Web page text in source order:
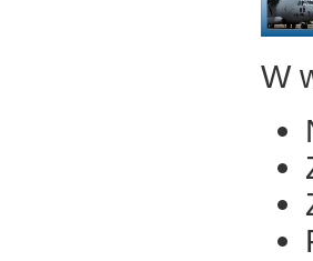
W